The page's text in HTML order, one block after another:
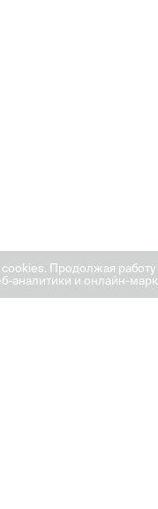
коммерческое
Продолжая
аналитики и онлайн-